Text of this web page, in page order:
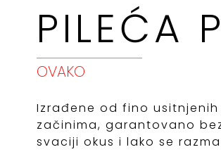
PILEĆA
OVAKO
Izrađene od fino
začinima, garantovano
svaciji okus i lako se